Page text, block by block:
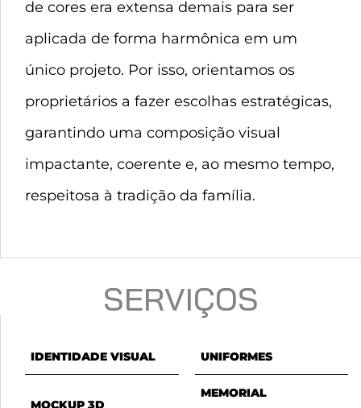
de cores era extensa demais para ser
aplicada de forma harmônica em um
único projeto. Por isso, orientamos os
proprietários a fazer escolhas estratégicas,
garantindo uma composição visual
impactante, coerente e, ao mesmo tempo,
respeitosa à tradição da família.
SERVIÇOS
IDENTIDADE VISUAL UNIFORMES
MOCKUP 3D
MEMORIAL